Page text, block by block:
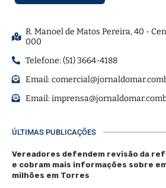
R. Manoel de Matos Pereira, 40 -
000
Telefone: (51) 3664-4188
Email:
Email:
ÚLTIMAS PUBLICAÇÕES
Vereadores defendem revisão da
e cobram mais informações sobre
milhões em Torres